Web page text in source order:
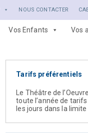
NOUS CONTACTER
Vos Enfants Vos
Tarifs préférentiels
Le Théâtre de
toute l’année de
les jours dans la